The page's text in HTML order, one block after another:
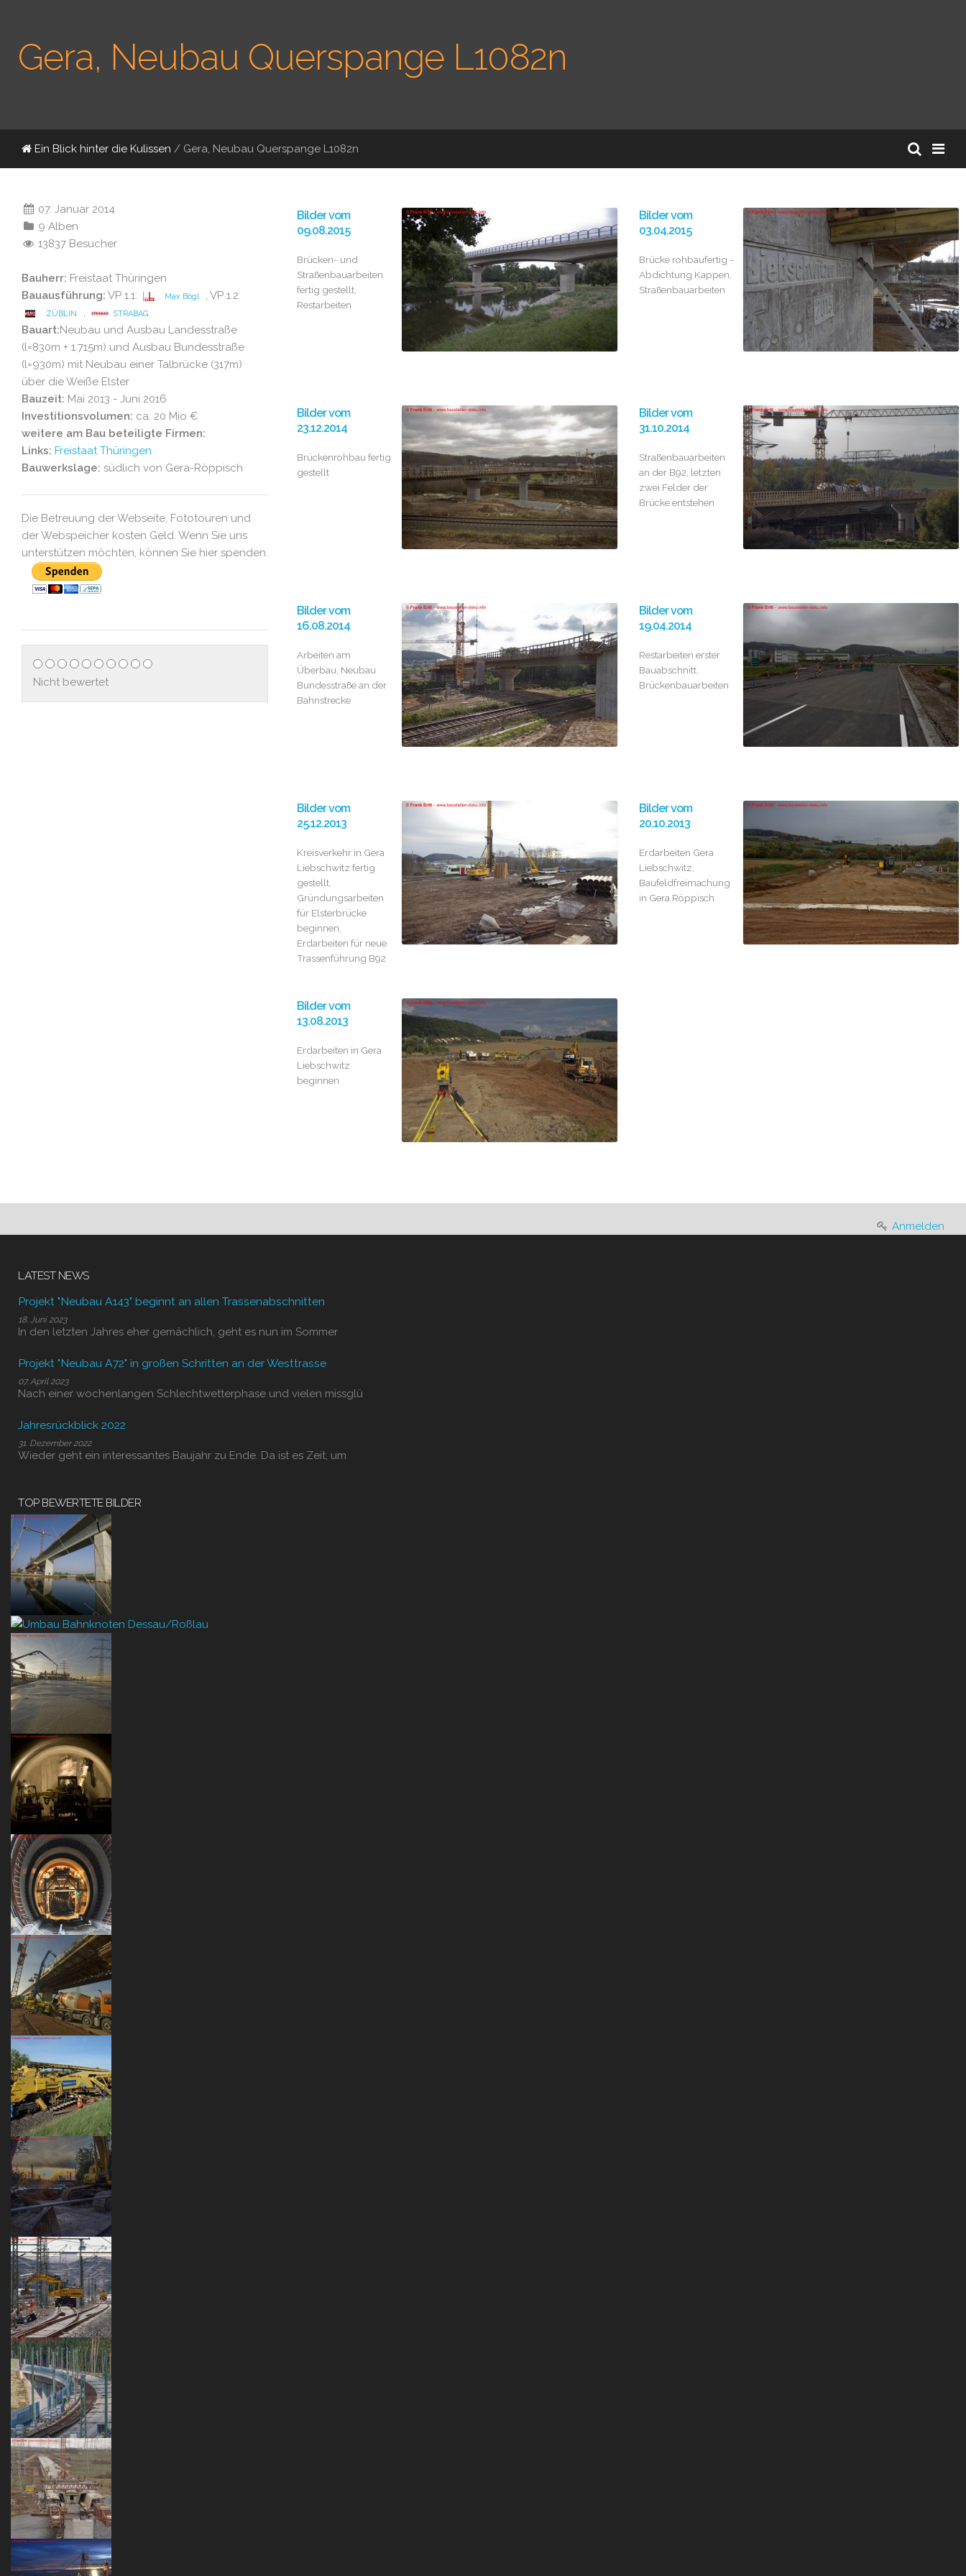
Gera, Neubau Querspange L1082n
Ein Blick hinter die Kulissen / Gera, Neubau Querspange L1082n
Bilder vom
09.08.2015
Brücken- und
Straßenbauarbeiten
fertig gestellt,
Restarbeiten
Bilder vom
03.04.2015
Brücke rohbaufertig -
Abdichtung Kappen,
Straßenbauarbeiten
Bilder vom
23.12.2014
Brückenrohbau fertig
gestellt
Bilder vom
31.10.2014
Straßenbauarbeiten
an der B92, letzten
zwei Felder der
Brücke entstehen
Bilder vom
16.08.2014
Arbeiten am
Überbau, Neubau
Bundesstraße an der
Bahnstrecke
Bilder vom
19.04.2014
Restarbeiten erster
Bauabschnitt,
Brückenbauarbeiten
Bilder vom
25.12.2013
Kreisverkehr in Gera
Liebschwitz fertig
gestellt,
Gründungsarbeiten
für Elsterbrücke
beginnen,
Erdarbeiten für neue
Trassenführung B92
Bilder vom
20.10.2013
Erdarbeiten Gera
Liebschwitz,
Baufeldfreimachung
in Gera Röppisch
Bilder vom
13.08.2013
Erdarbeiten in Gera
Liebschwitz
beginnen
07. Januar 2014
9 Alben
13837 Besucher
Bauherr: Freistaat Thüringen
Bauausführung: VP 1.1: Max Bögl , VP 1.2:
ZÜBLIN , STRABAG
Bauart:Neubau und Ausbau Landesstraße
(l=830m + 1.715m) und Ausbau Bundesstraße
(l=930m) mit Neubau einer Talbrücke (317m)
über die Weiße Elster
Bauzeit: Mai 2013 - Juni 2016
Investitionsvolumen: ca. 20 Mio €
weitere am Bau beteiligte Firmen:
Links:Freistaat Thüringen
Bauwerkslage: südlich von Gera-Röppisch
Die Betreuung der Webseite, Fototouren und
der Webspeicher kosten Geld. Wenn Sie uns
unterstützen möchten, können Sie hier spenden.
Nicht bewertet
Anmelden
LATEST NEWS
Projekt "Neubau A143" beginnt an allen Trassenabschnitten
18. Juni 2023
In den letzten Jahres eher gemächlich, geht es nun im Sommer
Projekt "Neubau A72" in großen Schritten an der Westtrasse
07. April 2023
Nach einer wochenlangen Schlechtwetterphase und vielen missglü
Jahresrückblick 2022
31. Dezember 2022
Wieder geht ein interessantes Baujahr zu Ende. Da ist es Zeit, um
TOP BEWERTETE BILDER